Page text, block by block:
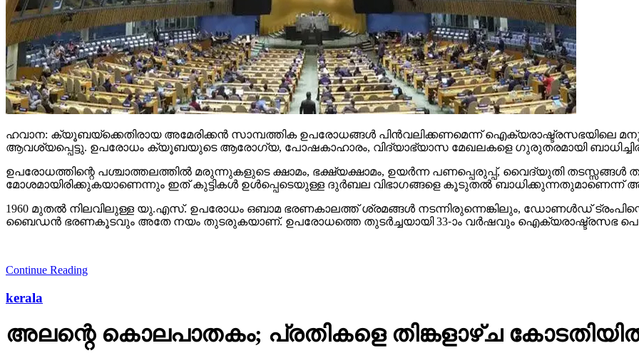
ഹവാന: ക്യൂബയ്ക്കെതിരായ അമേരിക്കന്‍ സാമ്പത്തിക ഉപരോധങ്ങള്‍ പിന്‍വലിക്കണമെന്ന്
ആവശ്യപ്പെട്ടു. ഉപരോധം ക്യൂബയുടെ ആരോഗ്യ, പോഷകാഹാരം, വിദ്യാഭ്യാസ മേഖലകളെ ഗുരുതരമായി
ഉപരോധത്തിന്റെ പശ്ചാത്തലത്തില്‍ മരുന്നുകളുടെ ക്ഷാമം, ഭക്ഷ്യക്ഷാമം, ഉയര്‍ന്ന പണപ്പെരുപ്പ്, വൈദ്യുതി
മോശമായിരിക്കുകയാണെന്നും ഇത് കുട്ടികള്‍ ഉള്‍പ്പെടെയുള്ള ദുര്‍ബല വിഭാഗങ്ങളെ കൂടുതല്‍ ബാധിക്കുന്നതുമാണെന്ന്
1960 മുതല്‍ നിലവിലുള്ള യു.എസ്. ഉപരോധം ഒബാമ ഭരണകാലത്ത് ശ്രമങ്ങള്‍ നടന്നിരുന്നെങ്കിലും, ഡോണള്‍ഡ്
ബൈഡന്‍ ഭരണകൂടവും അതേ നയം തുടരുകയാണ്. ഉപരോധത്തെ തുടര്‍ച്ചയായി 33-ാം വര്‍ഷവും ഐക്യരാഷ്ട്രസഭ
Continue Reading
kerala
അലന്റെ കൊലപാതകം; പ്രതികളെ തിങ്കളാഴ്ച